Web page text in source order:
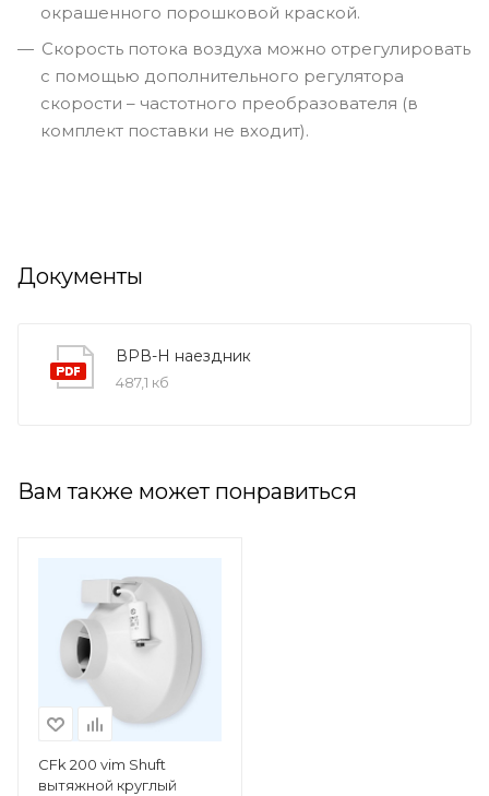
окрашенного порошковой краской.
Скорость потока воздуха можно отрегулировать
с помощью дополнительного регулятора
скорости – частотного преобразователя (в
комплект поставки не входит).
Документы
ВРВ-Н наездник
487,1 кб
Вам также может понравиться
CFk 200 vim Shuft
вытяжной круглый